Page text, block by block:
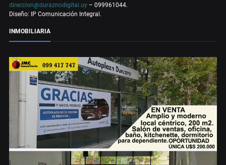
direccion@duraznodigital.uy – 099961044.
Diseño: IP Comunicación Integral.
INMOBILIARIA